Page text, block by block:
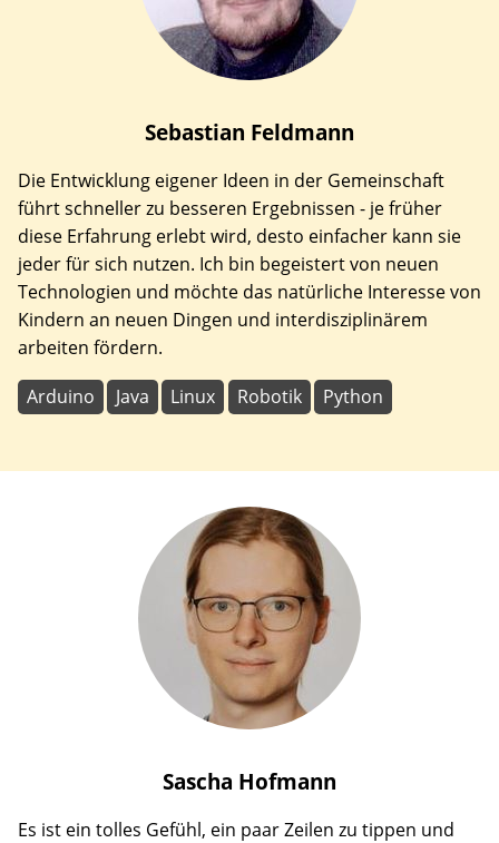
Sebastian Feldmann
Die Entwicklung eigener Ideen in der Gemeinschaft
führt schneller zu besseren Ergebnissen - je früher
diese Erfahrung erlebt wird, desto einfacher kann sie
jeder für sich nutzen. Ich bin begeistert von neuen
Technologien und möchte das natürliche Interesse von
Kindern an neuen Dingen und interdisziplinärem
arbeiten fördern.
Arduino Java Linux Robotik Python
Sascha Hofmann
Es ist ein tolles Gefühl, ein paar Zeilen zu tippen und